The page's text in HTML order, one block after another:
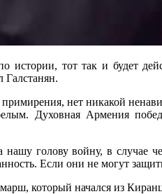
тот так и будет
Галстанян.
нет никакой
Духовная Армения
голову войну, в случае
Если они не могут
который начался из